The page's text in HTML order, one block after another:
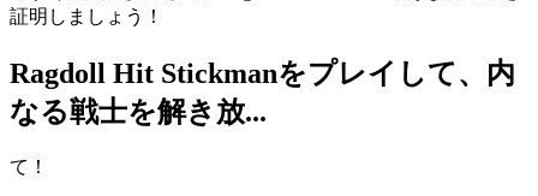
証明しましょう！
Ragdoll Hit Stickmanをプレイして、内
なる戦士を解き放...
て！